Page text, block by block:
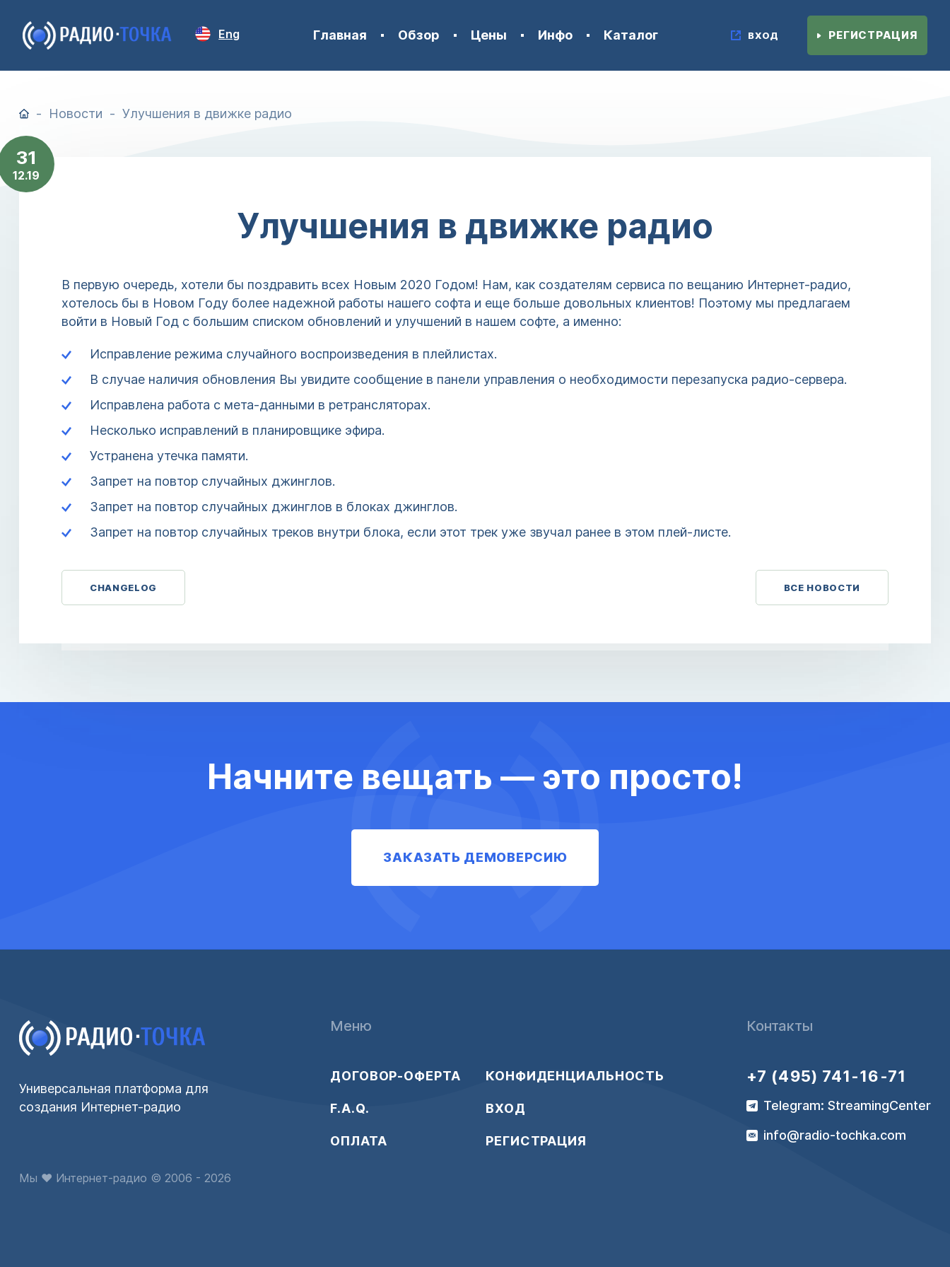
Eng Главная Обзор Цены Инфо Каталог ВХОД РЕГИСТРАЦИЯ
Новости Улучшения в движке радио
31
12.19
Улучшения в движке радио
В первую очередь, хотели бы поздравить всех Новым 2020 Годом! Нам, как создателям сервиса по вещанию Интернет-радио,
хотелось бы в Новом Году более надежной работы нашего софта и еще больше довольных клиентов! Поэтому мы предлагаем
войти в Новый Год с большим списком обновлений и улучшений в нашем софте, а именно:
Исправление режима случайного воспроизведения в плейлистах.
В случае наличия обновления Вы увидите сообщение в панели управления о необходимости перезапуска радио-сервера.
Исправлена работа с мета-данными в ретрансляторах.
Несколько исправлений в планировщике эфира.
Устранена утечка памяти.
Запрет на повтор случайных джинглов.
Запрет на повтор случайных джинглов в блоках джинглов.
Запрет на повтор случайных треков внутри блока, если этот трек уже звучал ранее в этом плей-листе.
CHANGELOG ВСЕ НОВОСТИ
Начните вещать — это просто!
ЗАКАЗАТЬ ДЕМОВЕРСИЮ
Меню
ДОГОВОР-ОФЕРТА
F.A.Q.
ОПЛАТА
КОНФИДЕНЦИАЛЬНОСТЬ
ВХОД
РЕГИСТРАЦИЯ
Универсальная платформа для
создания Интернет-радио
Контакты
+7 (495) 741-16-71
Telegram: StreamingCenter
info@radio-tochka.com
Мы ♥ Интернет-радио © 2006 - 2026